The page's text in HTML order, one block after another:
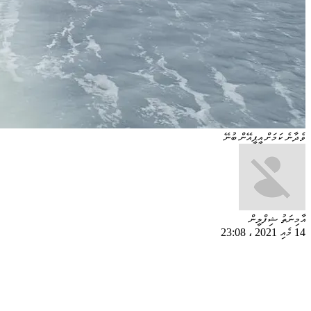
ވެދާނެ ކަމަށް އީޕީއޭން ބުނޭ
އާމިނަތު ޝިފްލީން
14 މެއި 2021
، 23:08